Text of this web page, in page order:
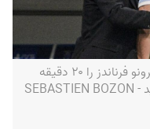
سولسشر در اقدامی عجیب رونالدو و برونو فرناندز را ۲۰ دقیقه
مانده به پایان بازی از زمین بیرون کشید - SEBASTIEN BOZON